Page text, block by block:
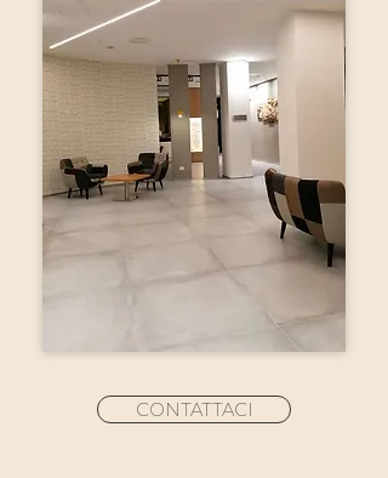
CONTATTACI